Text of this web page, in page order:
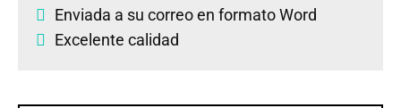
Enviada a su correo en formato Word
Excelente calidad